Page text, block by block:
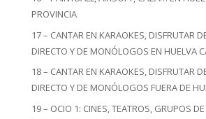
PROVINCIA
17 – CANTAR EN KARAOKES, DISFRUTAR
DIRECTO Y DE MONÓLOGOS EN HUELVA
18 – CANTAR EN KARAOKES, DISFRUTAR
DIRECTO Y DE MONÓLOGOS FUERA DE
19 – OCIO 1: CINES, TEATROS, GRUPOS